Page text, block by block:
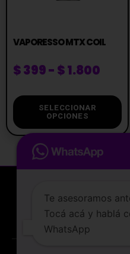
VAPORESSO MTX COIL
$399- $1.800
SELECCIONAR
OPCIONES
La tienda de vapeo
Te asesoramos
Tocá acá y hablá
WhatsApp